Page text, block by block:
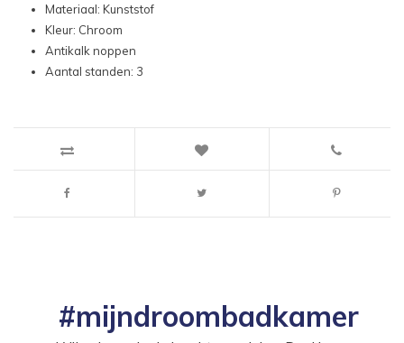
Materiaal: Kunststof
Kleur: Chroom
Antikalk noppen
Aantal standen: 3
#mijndroombadkamer